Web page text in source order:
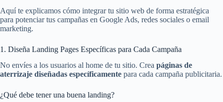
Aquí te explicamos cómo integrar tu sitio web de forma estratégica
para potenciar tus campañas en Google Ads, redes sociales o email
marketing.
1. Diseña Landing Pages Específicas para Cada Campaña
No envíes a los usuarios al home de tu sitio. Crea páginas de
aterrizaje diseñadas específicamente para cada campaña publicitaria.
¿Qué debe tener una buena landing?